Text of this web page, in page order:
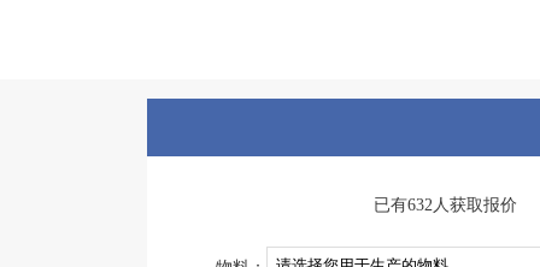
已有632人获取报价